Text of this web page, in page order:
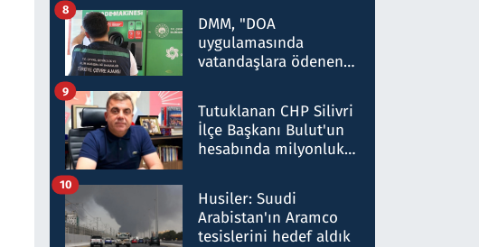
DMM, "DOA
uygulamasında
vatandaşlara ödenen
düşürüldüğü" iddiasını
yalanladı
8
Tutuklanan CHP Silivri
İlçe Başkanı Bulut'un
hesabında milyonluk
talimat verdi, ben
gönderdim
9
Husiler: Suudi
Arabistan'ın Aramco
tesislerini hedef aldık
10